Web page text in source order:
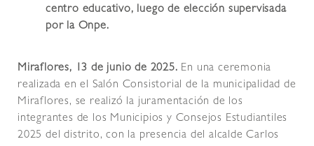
centro educativo, luego de elección supervisada
por la Onpe.
Miraflores, 13 de junio de 2025. En una ceremonia
realizada en el Salón Consistorial de la municipalidad de
Miraflores, se realizó la juramentación de los
integrantes de los Municipios y Consejos Estudiantiles
2025 del distrito, con la presencia del alcalde Carlos